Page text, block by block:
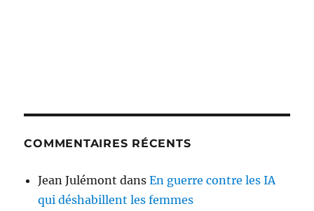
COMMENTAIRES RÉCENTS
Jean Julémont dansEn guerre contre les IA
qui déshabillent les femmes